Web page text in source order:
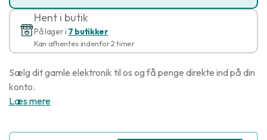
Hent i butik
På lager i 7 butikker
Kan afhentes indenfor 2 timer
Sælg dit gamle elektronik til os og få penge direkte ind på din
konto.
Læs mere